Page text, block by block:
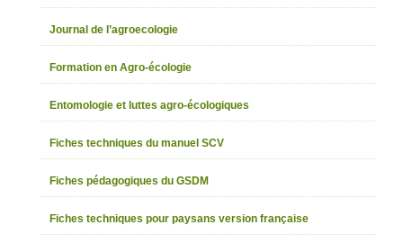
Journal de l’agroecologie
Formation en Agro-écologie
Entomologie et luttes agro-écologiques
Fiches techniques du manuel SCV
Fiches pédagogiques du GSDM
Fiches techniques pour paysans version française